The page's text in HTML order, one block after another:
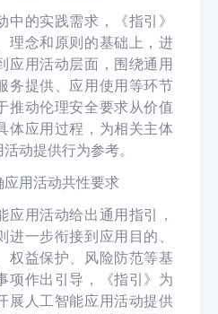
的实践需求，《指引》
理念和原则的基础上，进
应用活动层面，围绕通用
务提供、应用使用等环节
推动伦理安全要求从价值
体应用过程，为相关主体
动提供行为参考。
应用活动共性要求
应用活动给出通用指引，
一步衔接到应用目的、
权益保护、风险防范等基
项作出引导，《指引》为
展人工智能应用活动提供